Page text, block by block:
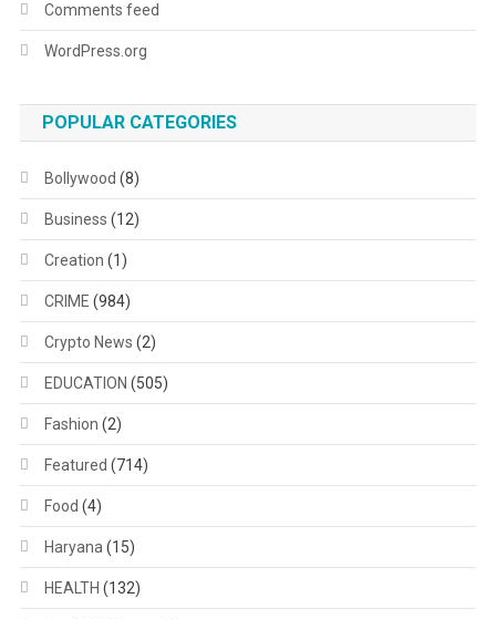
Comments feed
WordPress.org
POPULAR CATEGORIES
Bollywood (8)
Business (12)
Creation (1)
CRIME (984)
Crypto News (2)
EDUCATION (505)
Fashion (2)
Featured (714)
Food (4)
Haryana(15)
HEALTH (132)